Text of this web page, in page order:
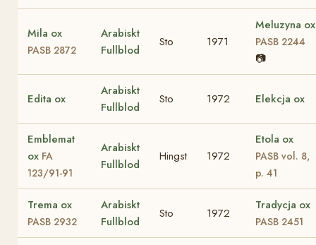
Mila ox
PASB 2872
Arabiskt
Fullblod
Sto 1971
Meluzyna ox
PASB 2244
📷
Edita ox
Arabiskt
Fullblod
Sto 1972 Elekcja ox
Emblemat
ox FA
123/91-91
Arabiskt
Fullblod
Hingst 1972
Etola ox
PASB vol. 8,
p. 41
Trema ox
PASB 2932
Arabiskt
Fullblod
Sto 1972
Tradycja ox
PASB 2451